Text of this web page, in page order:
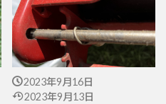
2023年9月16日
2023年9月13日